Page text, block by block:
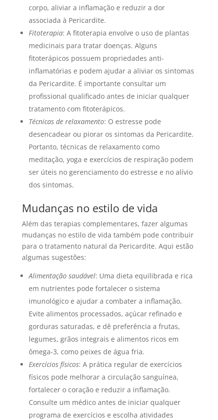
corpo, aliviar a inflamação e reduzir a dor
associada à Pericardite.
Fitoterapia: A fitoterapia envolve o uso de plantas
medicinais para tratar doenças. Alguns
fitoterápicos possuem propriedades anti-
inflamatórias e podem ajudar a aliviar os sintomas
da Pericardite. É importante consultar um
profissional qualificado antes de iniciar qualquer
tratamento com fitoterápicos.
Técnicas de relaxamento: O estresse pode
desencadear ou piorar os sintomas da Pericardite.
Portanto, técnicas de relaxamento como
meditação, yoga e exercícios de respiração podem
ser úteis no gerenciamento do estresse e no alívio
dos sintomas.
Mudanças no estilo de vida
Além das terapias complementares, fazer algumas
mudanças no estilo de vida também pode contribuir
para o tratamento natural da Pericardite. Aqui estão
algumas sugestões:
Alimentação saudável: Uma dieta equilibrada e rica
em nutrientes pode fortalecer o sistema
imunológico e ajudar a combater a inflamação.
Evite alimentos processados, açúcar refinado e
gorduras saturadas, e dê preferência a frutas,
legumes, grãos integrais e alimentos ricos em
ômega-3, como peixes de água fria.
Exercícios físicos: A prática regular de exercícios
físicos pode melhorar a circulação sanguínea,
fortalecer o coração e reduzir a inflamação.
Consulte um médico antes de iniciar qualquer
programa de exercícios e escolha atividades